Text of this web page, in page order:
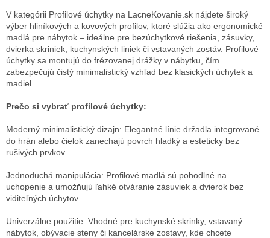
V kategórii Profilové úchytky na LacneKovanie.sk nájdete široký
výber hliníkových a kovových profilov, ktoré slúžia ako ergonomické
madlá pre nábytok – ideálne pre bezúchytkové riešenia, zásuvky,
dvierka skriniek, kuchynských liniek či vstavaných zostáv. Profilové
úchytky sa montujú do frézovanej drážky v nábytku, čím
zabezpečujú čistý minimalistický vzhľad bez klasických úchytek a
madiel.
Prečo si vybrať profilové úchytky:
Moderný minimalistický dizajn: Elegantné línie držadla integrované
do hrán alebo čielok zanechajú povrch hladký a esteticky bez
rušivých prvkov.
Jednoduchá manipulácia: Profilové madlá sú pohodlné na
uchopenie a umožňujú ľahké otváranie zásuviek a dvierok bez
viditeľných úchytov.
Univerzálne použitie: Vhodné pre kuchynské skrinky, vstavaný
nábytok, obývacie steny či kancelárske zostavy, kde chcete